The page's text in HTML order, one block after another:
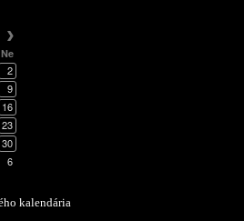
Ne
2
9
16
23
30
6
kalendária